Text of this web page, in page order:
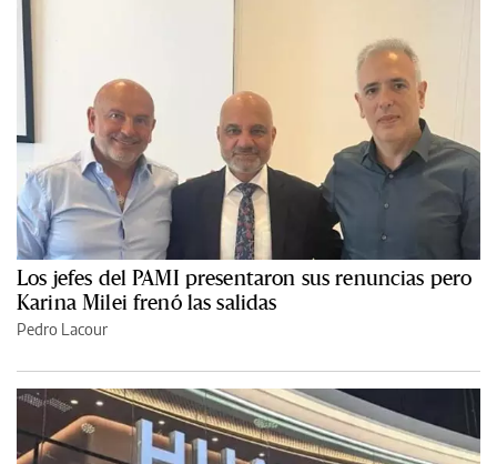
Los jefes del PAMI presentaron sus renuncias pero
Karina Milei frenó las salidas
Pedro Lacour